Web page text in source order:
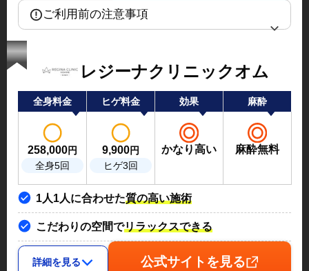
ご利用前の注意事項
レジーナクリニックオム
全身料金 ヒゲ料金 効果 麻酔
258,000円
全身5回
9,900円
ヒゲ3回
かなり高い 麻酔無料
1人1人に合わせた質の高い施術
こだわりの空間でリラックスできる
詳細を見る 公式サイトを見る